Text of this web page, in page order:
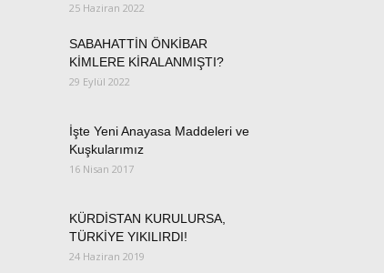
25 Haziran 2022
SABAHATTİN ÖNKİBAR
KİMLERE KİRALANMIŞTI?
29 Eylül 2022
İşte Yeni Anayasa Maddeleri ve
Kuşkularımız
16 Nisan 2017
KÜRDİSTAN KURULURSA,
TÜRKİYE YIKILIRDI!
24 Haziran 2019